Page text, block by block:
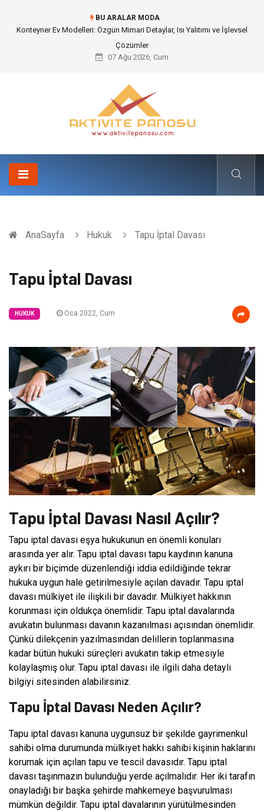
BU ARALAR MODA
Nakliye Nedir ve Tedarik Zincirindeki Önemi Nasıl Anlaşılır?
07 Ağu 2026, Cum
AnaSayfa Hukuk Tapu İptal Davası
Tapu İptal Davası
HUKUK Oca 2022, Cum
Tapu İptal Davası Nasıl Açılır?
Tapu iptal davası eşya hukukunun en önemli konuları
arasında yer alır. Tapu iptal davası tapu kaydının kanuna
aykırı bir biçimde düzenlendiği iddia edildiğinde tekrar
hukuka uygun hale getirilmesiyle açılan davadır. Tapu iptal
davası mülkiyet ile ilişkili bir davadır. Mülkiyet hakkının
korunması için oldukça önemlidir. Tapu iptal davalarında
avukatın bulunması davanın kazanılması açısından önemlidir.
Çünkü dilekçenin yazılmasından delillerin toplanmasına
kadar bütün hukuki süreçleri avukatın takip etmesiyle
kolaylaşmış olur. Tapu iptal davası ile ilgili daha detaylı
bilgiyi sitesinden alabilirsiniz.
Tapu İptal Davası Neden Açılır?
Tapu iptal davası kanuna uygunsuz bir şekilde gayrimenkul
sahibi olma durumunda mülkiyet hakkı sahibi kişinin haklarını
korumak için açılan tapu ve tescil davasıdır. Tapu iptal
davası taşınmazın bulunduğu yerde açılmalıdır. Her iki tarafın
onayladığı bir başka şehirde mahkemeye başvurulması
mümkün değildir. Tapu iptal davalarının yürütülmesinden